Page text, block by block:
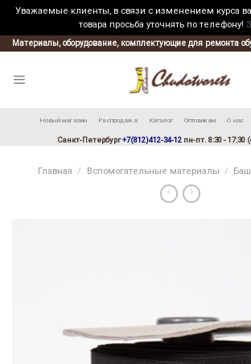
Уважаемые клиенты, в связи с изменением курса
товара просьба уточнять по телефону!
Skip
to
Материалы, оборудование, комплектующие для ремонта
Новый магазин Распродажа Каталог Оптовикам О нас
Санкт-Петербург+7(812)412-34-12 пн-пт. 8:30 - 17:30
Главная / Вспомогательные материалы /